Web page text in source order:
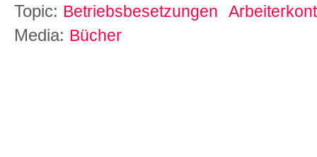
Topic: Betriebsbesetzungen
Media: Bücher